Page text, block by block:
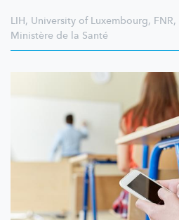
LIH, University of Luxembourg, FNR,
Ministère de la Santé